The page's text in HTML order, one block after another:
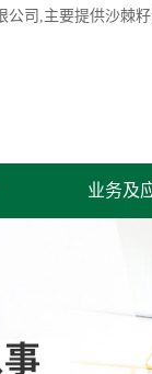
公司,主要提供沙棘
业务及